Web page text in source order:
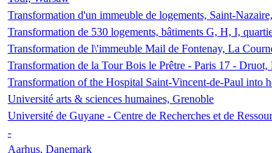
Transformation d'un immeuble de logements, Saint-
Transformation de 530 logements, bâtiments G, H, I,
Transformation de l\'immeuble Mail de Fontenay, La
Transformation de la Tour Bois le Prêtre - Paris 17 - Druot,
Transformation of the Hospital Saint-Vincent-de-Paul into
Université arts & sciences humaines, Grenoble
Université de Guyane - Centre de Recherches et de
-
Aarhus, Danemark